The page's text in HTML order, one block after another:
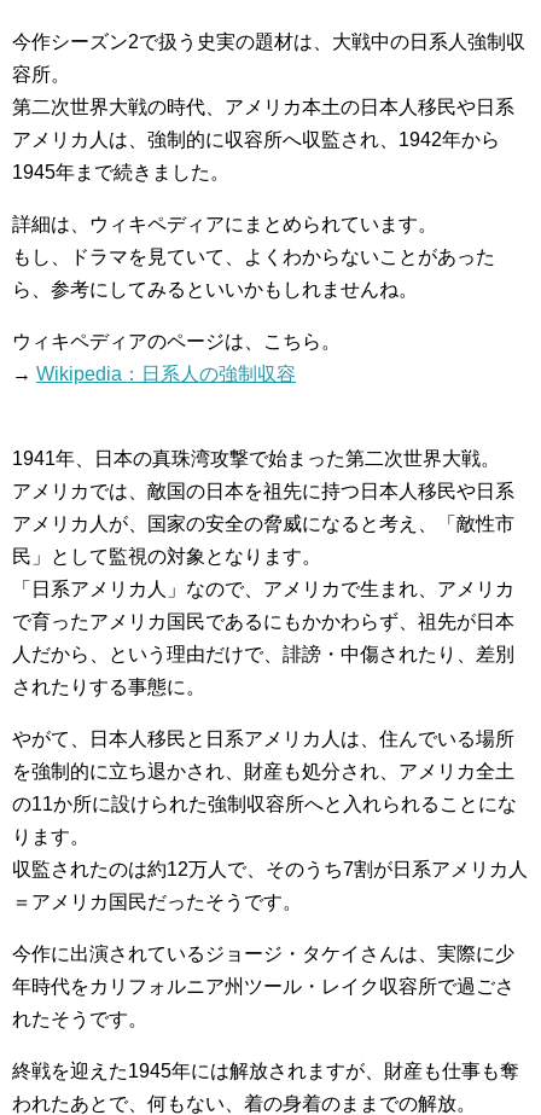
今作シーズン2で扱う史実の題材は、大戦中の日系人強制収
容所。
第二次世界大戦の時代、アメリカ本土の日本人移民や日系
アメリカ人は、強制的に収容所へ収監され、1942年から
1945年まで続きました。
詳細は、ウィキペディアにまとめられています。
もし、ドラマを見ていて、よくわからないことがあった
ら、参考にしてみるといいかもしれませんね。
ウィキペディアのページは、こちら。
→ Wikipedia：日系人の強制収容
1941年、日本の真珠湾攻撃で始まった第二次世界大戦。
アメリカでは、敵国の日本を祖先に持つ日本人移民や日系
アメリカ人が、国家の安全の脅威になると考え、「敵性市
民」として監視の対象となります。
「日系アメリカ人」なので、アメリカで生まれ、アメリカ
で育ったアメリカ国民であるにもかかわらず、祖先が日本
人だから、という理由だけで、誹謗・中傷されたり、差別
されたりする事態に。
やがて、日本人移民と日系アメリカ人は、住んでいる場所
を強制的に立ち退かされ、財産も処分され、アメリカ全土
の11か所に設けられた強制収容所へと入れられることにな
ります。
収監されたのは約12万人で、そのうち7割が日系アメリカ人
＝アメリカ国民だったそうです。
今作に出演されているジョージ・タケイさんは、実際に少
年時代をカリフォルニア州ツール・レイク収容所で過ごさ
れたそうです。
終戦を迎えた1945年には解放されますが、財産も仕事も奪
われたあとで、何もない、着の身着のままでの解放。